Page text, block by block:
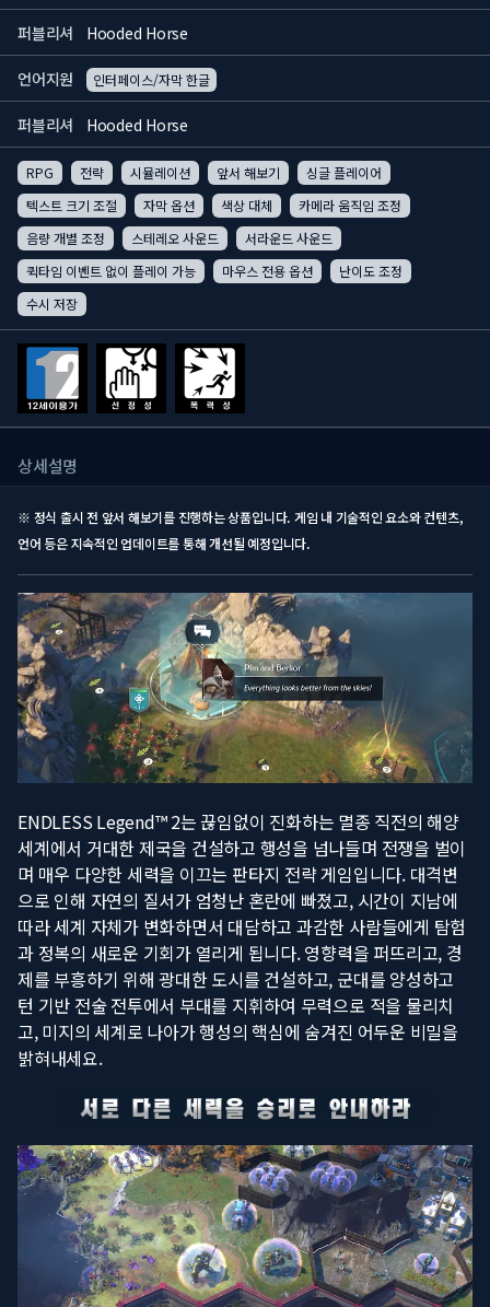
퍼블리셔 Hooded Horse
언어지원 인터페이스/자막 한글
퍼블리셔 Hooded Horse
RPG 전략 시뮬레이션 앞서 해보기
싱글 플레이어
텍스트 크기 조절
자막 옵션 색상 대체
카메라 움직임 조정
음량 개별 조정
스테레오 사운드
서라운드 사운드
퀵타임 이벤트 없이 플레이 가능
마우스 전용 옵션
난이도 조정
수시 저장
상세설명
※ 정식 출시 전 앞서 해보기를 진행하는 상품입니다. 게임 내 기술적인 요소와 컨텐츠,
언어 등은 지속적인 업데이트를 통해 개선될 예정입니다.
ENDLESS Legend™ 2는 끊임없이 진화하는 멸종 직전의 해양
세계에서 거대한 제국을 건설하고 행성을 넘나들며 전쟁을 벌이
며 매우 다양한 세력을 이끄는 판타지 전략 게임입니다. 대격변
으로 인해 자연의 질서가 엄청난 혼란에 빠졌고, 시간이 지남에
따라 세계 자체가 변화하면서 대담하고 과감한 사람들에게 탐험
과 정복의 새로운 기회가 열리게 됩니다. 영향력을 퍼뜨리고, 경
제를 부흥하기 위해 광대한 도시를 건설하고, 군대를 양성하고
턴 기반 전술 전투에서 부대를 지휘하여 무력으로 적을 물리치
고, 미지의 세계로 나아가 행성의 핵심에 숨겨진 어두운 비밀을
밝혀내세요.